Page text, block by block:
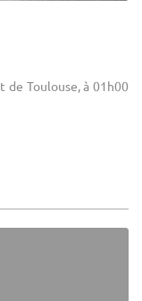
de Toulouse, à 01h00